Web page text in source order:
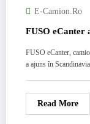
E-Camion.ro
FUSO eCanter
FUSO eCanter,
a ajuns în
Read More